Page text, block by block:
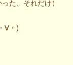
た、それだけ）
∀・)